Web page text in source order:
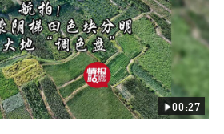
00:27